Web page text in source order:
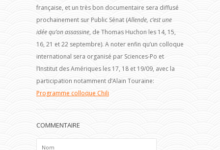
française, et un très bon documentaire sera diffusé
prochainement sur Public Sénat (Allende, c’est une
idée qu’on assassine, de Thomas Huchon les 14, 15,
16, 21 et 22 septembre). A noter enfin qu’un colloque
international sera organisé par Sciences-Po et
l’Institut des Amériques les 17, 18 et 19/09, avec la
participation notamment d’Alain Touraine:
Programme colloque Chili
COMMENTAIRE